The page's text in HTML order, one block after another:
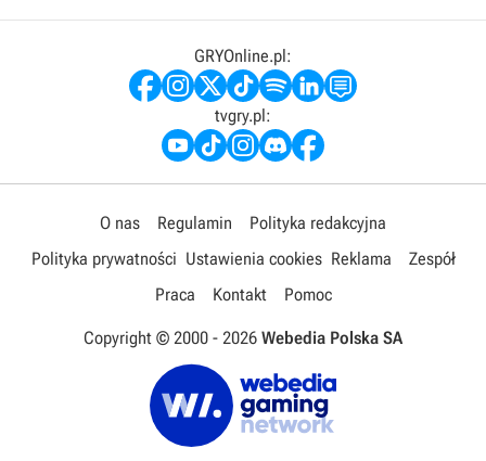
GRYOnline.pl:
tvgry.pl:
O nas Regulamin
Polityka redakcyjna
Polityka prywatności Ustawienia cookies Reklama
Zespół
Praca
Kontakt Pomoc
Copyright © 2000 - 2026 Webedia Polska SA